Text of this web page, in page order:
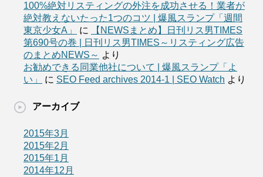
100%絶対リスティングの外注を成功させる！業者が
絶対教えないたった1つのコツ | 爆風スランプ「週間
東京少女A」
に
【NEWSまとめ】日刊リス男TIMES
第690号の巻 | 日刊リス男TIMES～リスティング広告
のまとめNEWS～ より
お勧めできる同業他社について | 爆風スランプ「よ
い」
に SEO Feed archives 2014-1 | SEO Watch より
アーカイブ
2015年3月
2015年2月
2015年1月
2014年12月